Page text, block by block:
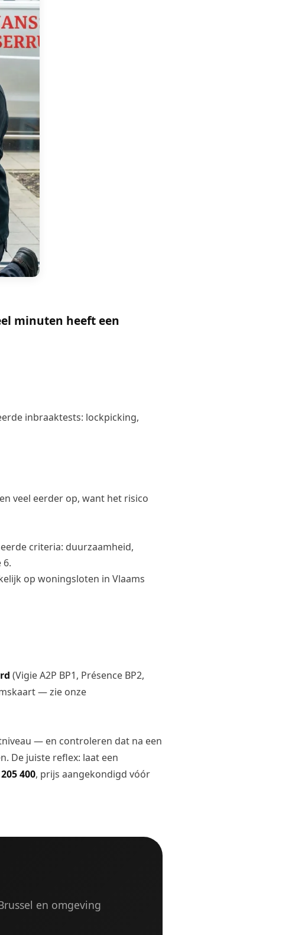
minuten heeft een
inbraaktests: lockpicking,
veel eerder op, want het risico
criteria: duurzaamheid,
6.
op woningsloten in Vlaams
(Vigie A2P BP1, Présence BP2,
— zie onze
— en controleren dat na een
. De juiste reflex: laat een
400, prijs aangekondigd vóór
en omgeving